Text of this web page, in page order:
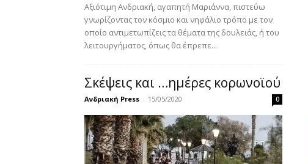
Αξιότιμη Ανδριακή, αγαπητή Μαριάννα, πιστεύω
γνωρίζοντας τον κόσμιο και νηφάλιο τρόπο με τον
οποίο αντιμετωπίζεις τα θέματα της δουλειάς, ή του
λειτουργήματος, όπως θα έπρεπε...
Σκέψεις και …ημέρες κορωνοϊού
Ανδριακή Press - 15/05/2020 0